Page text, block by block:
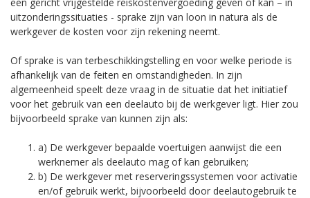
uitzonderingssituaties - sprake zijn van loon in natura als de
werkgever de kosten voor zijn rekening neemt.
Of sprake is van terbeschikkingstelling en voor welke periode is
afhankelijk van de feiten en omstandigheden. In zijn
algemeenheid speelt deze vraag in de situatie dat het initiatief
voor het gebruik van een deelauto bij de werkgever ligt. Hier zou
bijvoorbeeld sprake van kunnen zijn als:
a) De werkgever bepaalde voertuigen aanwijst die een
werknemer als deelauto mag of kan gebruiken;
b) De werkgever met reserveringssystemen voor activatie
en/of gebruik werkt, bijvoorbeeld door deelautogebruik te